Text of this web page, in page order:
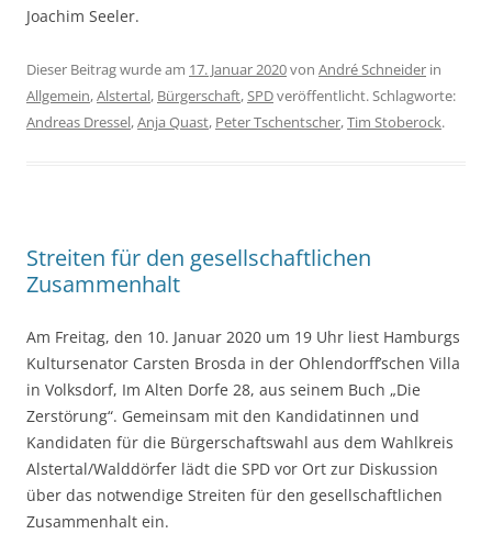
Joachim Seeler.
Dieser Beitrag wurde am 17. Januar 2020von André Schneider in
Allgemein,Alstertal, Bürgerschaft,SPDveröffentlicht. Schlagworte:
Andreas Dressel,Anja Quast, Peter Tschentscher,Tim Stoberock.
Streiten für den gesellschaftlichen
Zusammenhalt
Am Freitag, den 10. Januar 2020 um 19 Uhr liest Hamburgs
Kultursenator Carsten Brosda in der Ohlendorff’schen Villa
in Volksdorf, Im Alten Dorfe 28, aus seinem Buch „Die
Zerstörung“. Gemeinsam mit den Kandidatinnen und
Kandidaten für die Bürgerschaftswahl aus dem Wahlkreis
Alstertal/Walddörfer lädt die SPD vor Ort zur Diskussion
über das notwendige Streiten für den gesellschaftlichen
Zusammenhalt ein.